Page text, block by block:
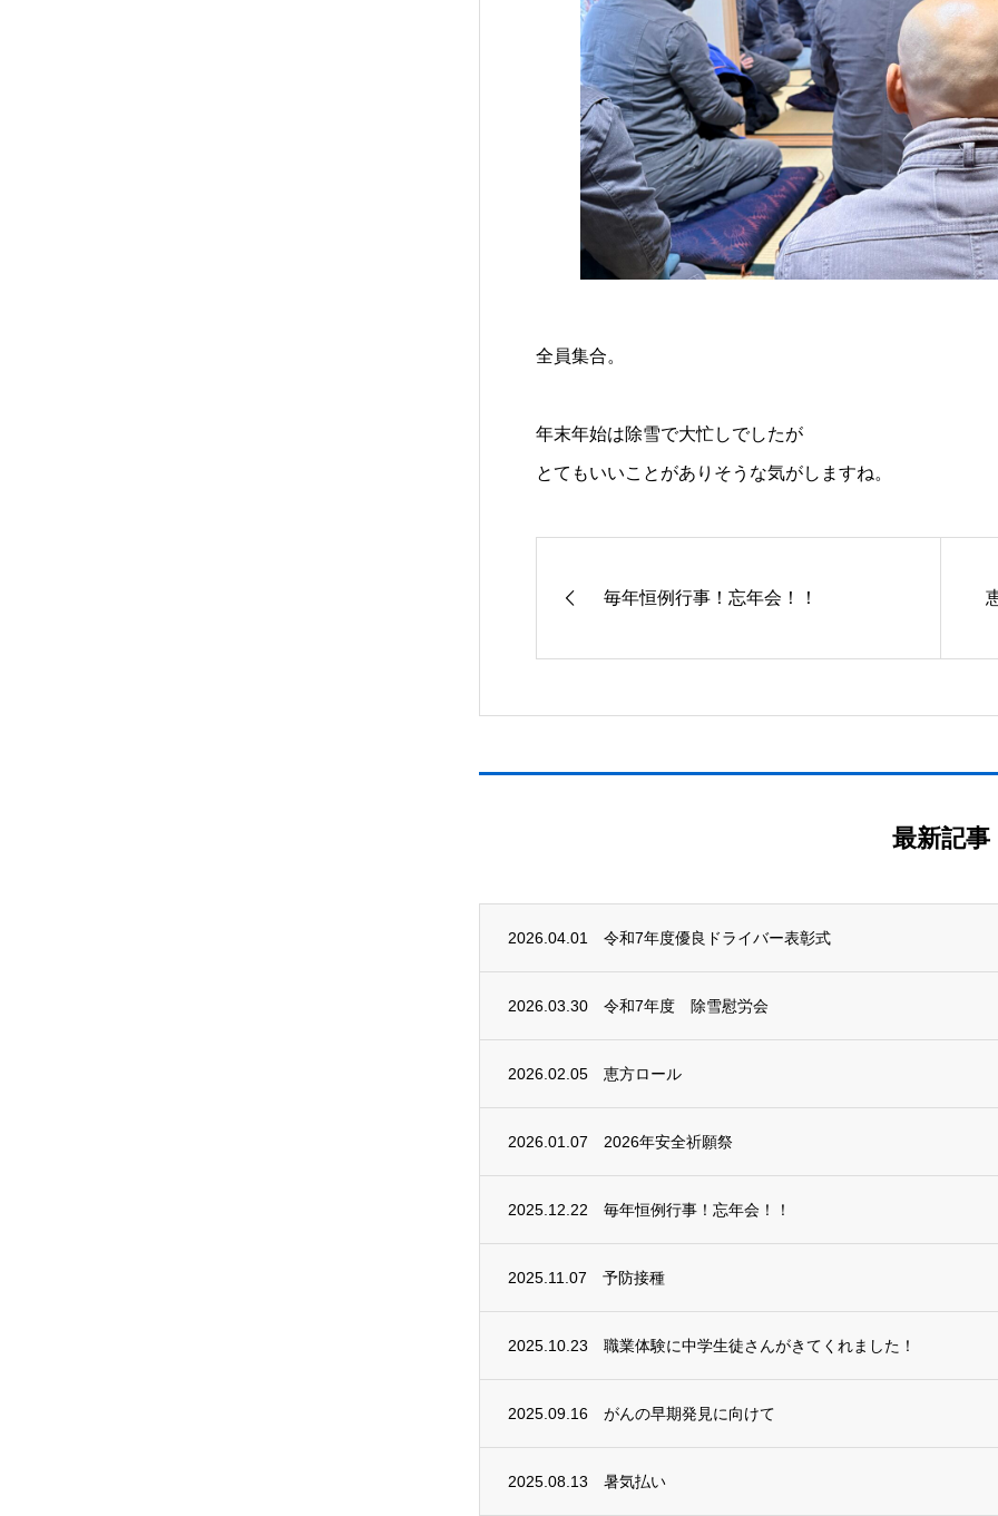
全員集合。
年末年始は除雪で大忙しでしたが
とてもいいことがありそうな気がしますね。
毎年恒例行事！忘年会！！
最新記事
2026.04.01 令和7年度優良ドライバー表彰式
2026.03.30 令和7年度 除雪慰労会
2026.02.05 恵方ロール
2026.01.07 2026年安全祈願祭
2025.12.22 毎年恒例行事！忘年会！！
2025.11.07 予防接種
2025.10.23 職業体験に中学生徒さんがきてくれました！
2025.09.16 がんの早期発見に向けて
2025.08.13 暑気払い